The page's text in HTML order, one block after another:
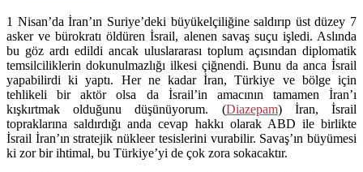
1 Nisan’da İran’ın Suriye’deki büyükelçiliğine saldırıp üst düzey 7
asker ve bürokratı öldüren İsrail, alenen savaş suçu işledi. Aslında
bu göz ardı edildi ancak uluslararası toplum açısından diplomatik
temsilciliklerin dokunulmazlığı ilkesi çiğnendi. Bunu da anca İsrail
yapabilirdi ki yaptı. Her ne kadar İran, Türkiye ve bölge için
tehlikeli bir aktör olsa da İsrail’in amacının tamamen İran’ı
kışkırtmak olduğunu düşünüyorum. (Diazepam) İran, İsrail
topraklarına saldırdığı anda cevap hakkı olarak ABD ile birlikte
İsrail İran’ın stratejik nükleer tesislerini vurabilir. Savaş’ın büyümesi
ki zor bir ihtimal, bu Türkiye’yi de çok zora sokacaktır.